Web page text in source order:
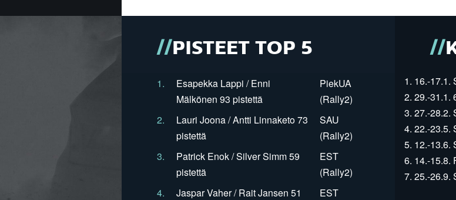
PISTEET TOP 5
1.
Esapekka Lappi / Enni
Mälkönen 93 pistettä
PiekUA
(Rally2)
2.
Lauri Joona / Antti Linnaketo 73
pistettä
SAU
(Rally2)
3.
Patrick Enok / Silver Simm 59
pistettä
EST
(Rally2)
4.
Jaspar Vaher / Rait Jansen 51
EST
1. 16.-17.1.
2. 29.-31.1.
3. 27.-28.2.
4. 22.-23.5.
5. 12.-13.6.
6. 14.-15.8.
7. 25.-26.9.